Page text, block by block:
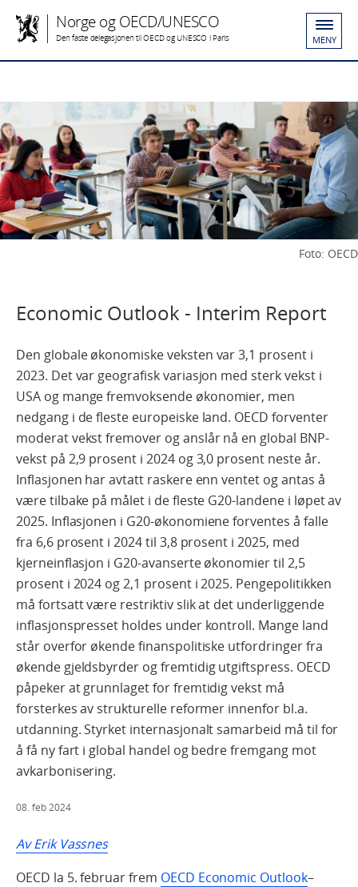
Norge og OECD/UNESCO
Den faste delegasjonen til OECD og UNESCO i Paris MENY
Foto: OECD
Economic Outlook - Interim Report
Den globale økonomiske veksten var 3,1 prosent i
2023. Det var geografisk variasjon med sterk vekst i
USA og mange fremvoksende økonomier, men
nedgang i de fleste europeiske land. OECD forventer
moderat vekst fremover og anslår nå en global BNP-
vekst på 2,9 prosent i 2024 og 3,0 prosent neste år.
Inflasjonen har avtatt raskere enn ventet og antas å
være tilbake på målet i de fleste G20-landene i løpet av
2025. Inflasjonen i G20-økonomiene forventes å falle
fra 6,6 prosent i 2024 til 3,8 prosent i 2025, med
kjerneinflasjon i G20-avanserte økonomier til 2,5
prosent i 2024 og 2,1 prosent i 2025. Pengepolitikken
må fortsatt være restriktiv slik at det underliggende
inflasjonspresset holdes under kontroll. Mange land
står overfor økende finanspolitiske utfordringer fra
økende gjeldsbyrder og fremtidig utgiftspress. OECD
påpeker at grunnlaget for fremtidig vekst må
forsterkes av strukturelle reformer innenfor bl.a.
utdanning. Styrket internasjonalt samarbeid må til for
å få ny fart i global handel og bedre fremgang mot
avkarbonisering.
08. feb 2024
Av Erik Vassnes
OECD la 5. februar frem OECD Economic Outlook–